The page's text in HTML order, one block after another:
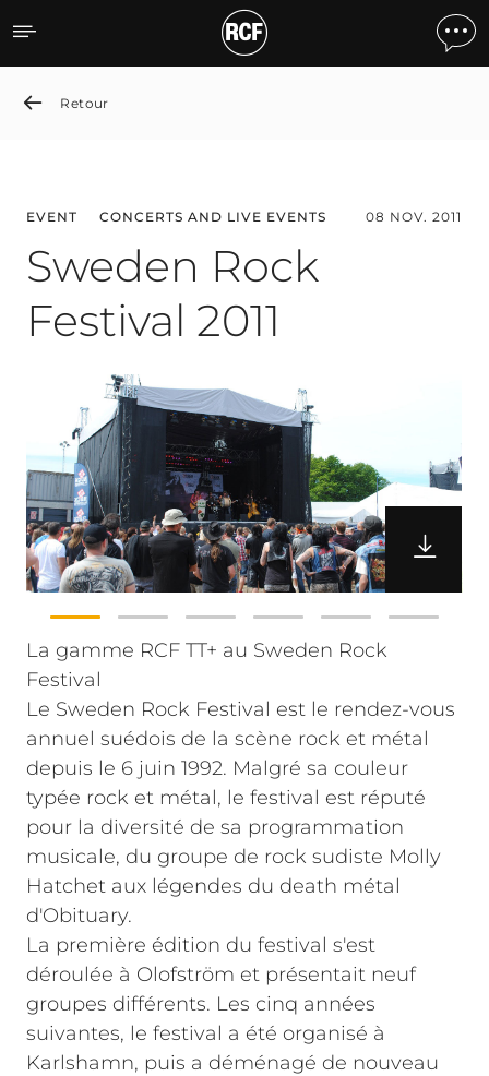
Sweden Rock Festival 2011
Retour
EVENT CONCERTS AND LIVE EVENTS 08 NOV. 2011
Sweden Rock
Festival 2011
La gamme RCF TT+ au Sweden Rock
Festival
Le Sweden Rock Festival est le rendez-vous
annuel suédois de la scène rock et métal
depuis le 6 juin 1992. Malgré sa couleur
typée rock et métal, le festival est réputé
pour la diversité de sa programmation
musicale, du groupe de rock sudiste Molly
Hatchet aux légendes du death métal
d'Obituary.
La première édition du festival s'est
déroulée à Olofström et présentait neuf
groupes différents. Les cinq années
suivantes, le festival a été organisé à
Karlshamn, puis a déménagé de nouveau